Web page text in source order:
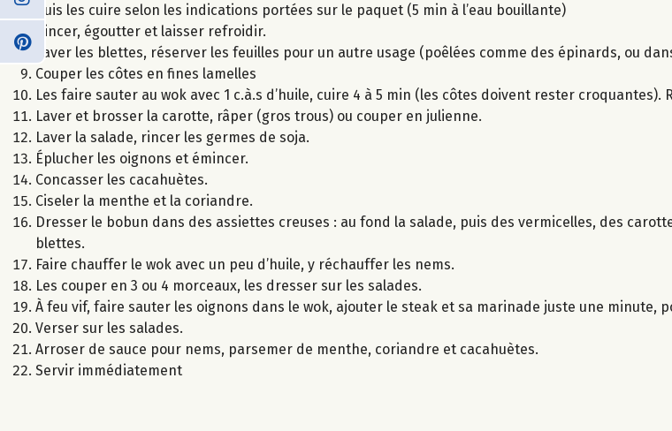
Puis les cuire selon les indications portées sur le paquet (5 min à l’eau bouillante)
Rincer, égoutter et laisser refroidir.
Laver les blettes, réserver les feuilles pour un autre usage (poêlées comme des épinards, ou
Couper les côtes en fines lamelles
Les faire sauter au wok avec 1 c.à.s d’huile, cuire 4 à 5 min (les côtes doivent rester croquantes).
Laver et brosser la carotte, râper (gros trous) ou couper en julienne.
Laver la salade, rincer les germes de soja.
Éplucher les oignons et émincer.
Concasser les cacahuètes.
Ciseler la menthe et la coriandre.
Dresser le bobun dans des assiettes creuses : au fond la salade, puis des vermicelles, des
blettes.
Faire chauffer le wok avec un peu d’huile, y réchauffer les nems.
Les couper en 3 ou 4 morceaux, les dresser sur les salades.
À feu vif, faire sauter les oignons dans le wok, ajouter le steak et sa marinade juste une minute,
Verser sur les salades.
Arroser de sauce pour nems, parsemer de menthe, coriandre et cacahuètes.
Servir immédiatement